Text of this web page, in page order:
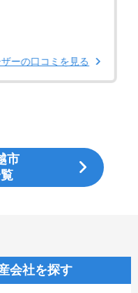
ーの口コミを見る
市
会社を探す